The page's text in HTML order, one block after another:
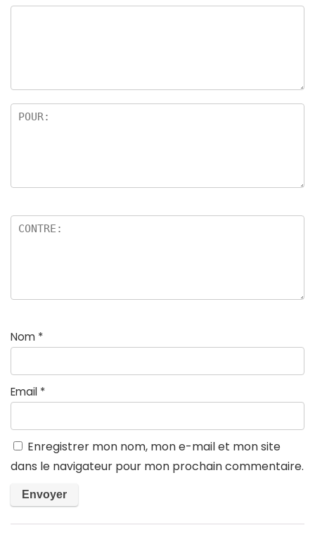
Nom *
Email *
Enregistrer mon nom, mon e-mail et mon site
dans le navigateur pour mon prochain commentaire.